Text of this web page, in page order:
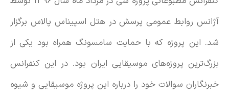
آژانس روابط عمومی پرسش در هتل اسپیناس پالاس برگزار
شد. این پروژه که با حمایت سامسونگ همراه بود یکی از
بزرگ‌ترین پروژه‌های موسیقایی ایران بود. در این کنفرانس
خبرنگاران سوالات خود را درباره این پروژه موسیقایی و شیوه